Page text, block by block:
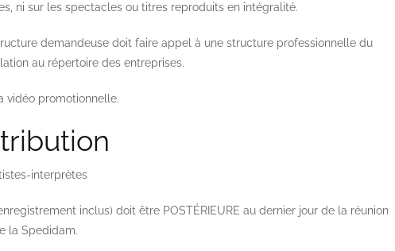
ni sur les spectacles ou titres reproduits en intégralité.
demandeuse doit faire appel à une structure professionnelle du
au répertoire des entreprises.
vidéo promotionnelle.
interprètes
inclus) doit être POSTÉRIEURE au dernier jour de la réunion
la Spedidam.